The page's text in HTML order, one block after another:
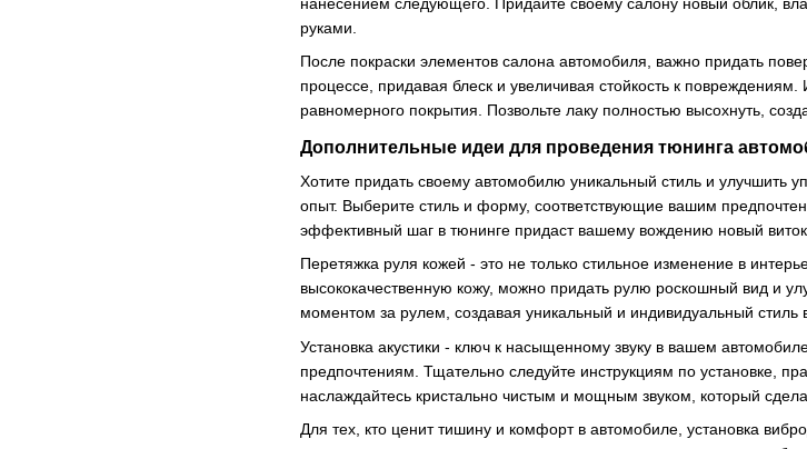
руками.
После покраски элементов салона автомобиля, важно придать
процессе, придавая блеск и увеличивая стойкость к
равномерного покрытия. Позвольте лаку полностью высохнуть,
Дополнительные идеи для проведения тюнинга
Хотите придать своему автомобилю уникальный стиль и улучшить
опыт. Выберите стиль и форму, соответствующие вашим
эффективный шаг в тюнинге придаст вашему вождению новый виток
Перетяжка руля кожей - это не только стильное изменение в
высококачественную кожу, можно придать рулю роскошный вид и
моментом за рулем, создавая уникальный и индивидуальный стиль
Установка акустики - ключ к насыщенному звуку в вашем
предпочтениям. Тщательно следуйте инструкциям по установке,
наслаждайтесь кристально чистым и мощным звуком, который
Для тех, кто ценит тишину и комфорт в автомобиле, установка